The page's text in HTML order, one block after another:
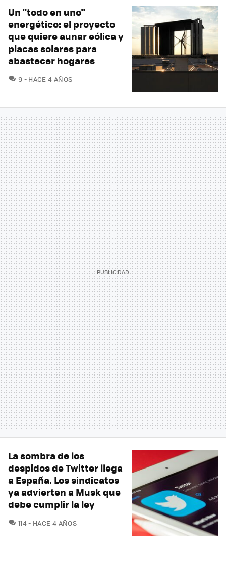
Un "todo en uno"
energético: el proyecto
que quiere aunar eólica y
placas solares para
abastecer hogares
9 COMENTARIOS
HACE 4 AÑOS
La sombra de los
despidos de Twitter llega
a España. Los sindicatos
ya advierten a Musk que
debe cumplir la ley
114COMENTARIOS
HACE 4 AÑOS